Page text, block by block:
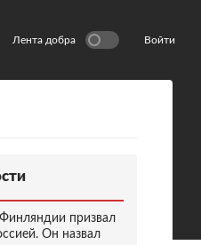
Лента добра Войти
призвал
Он назвал